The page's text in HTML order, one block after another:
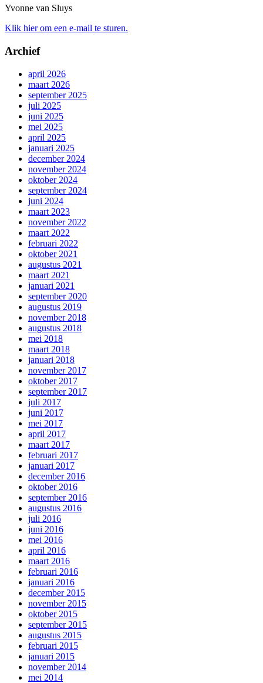
Yvonne van Sluys
Klik hier om een e-mail te sturen.
Archief
april 2026
maart 2026
september 2025
juli 2025
juni 2025
mei 2025
april 2025
januari 2025
december 2024
november 2024
oktober 2024
september 2024
juni 2024
maart 2023
november 2022
maart 2022
februari 2022
oktober 2021
augustus 2021
maart 2021
januari 2021
september 2020
augustus 2019
november 2018
augustus 2018
mei 2018
maart 2018
januari 2018
november 2017
oktober 2017
september 2017
juli 2017
juni 2017
mei 2017
april 2017
maart 2017
februari 2017
januari 2017
december 2016
oktober 2016
september 2016
augustus 2016
juli 2016
juni 2016
mei 2016
april 2016
maart 2016
februari 2016
januari 2016
december 2015
november 2015
oktober 2015
september 2015
augustus 2015
februari 2015
januari 2015
november 2014
mei 2014